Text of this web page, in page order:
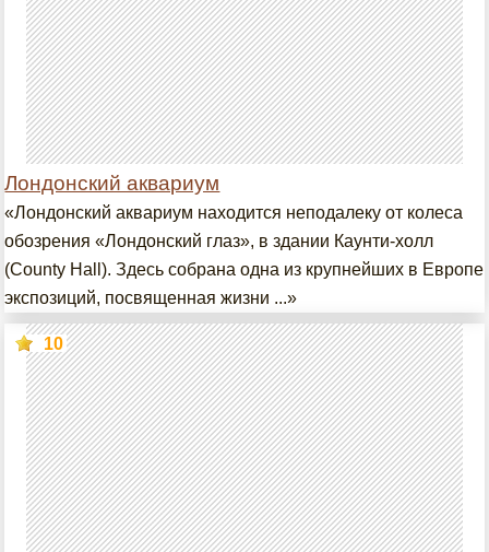
Лондонский аквариум
«Лондонский аквариум находится неподалеку от колеса
обозрения «Лондонский глаз», в здании Каунти-холл
(County Hall). Здесь собрана одна из крупнейших в Европе
экспозиций, посвященная жизни ...»
10